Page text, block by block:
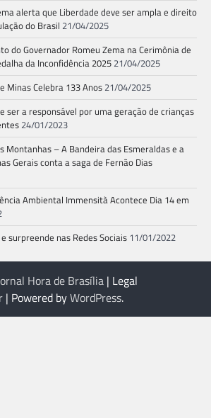
alerta que Liberdade deve ser ampla e direito
do Brasil 21/04/2025
do Governador Romeu Zema na Cerimônia de
da Inconfidência 202521/04/2025
Minas Celebra 133 Anos 21/04/2025
ser a responsável por uma geração de crianças
24/01/2023
Montanhas – A Bandeira das Esmeraldas e a
Gerais conta a saga de Fernão Dias
Ambiental Immensità Acontece Dia 14 em
e surpreende nas Redes Sociais 11/01/2022
Hora de Brasília | Legal
| Powered byWordPress.